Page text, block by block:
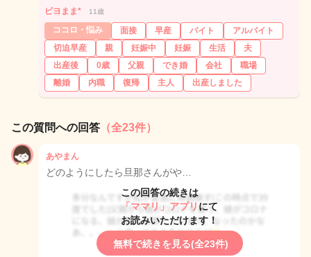
ピヨまま* 11歳
ココロ・悩み 面接 早産 バイト
アルバイト
切迫早産
親 妊娠中 妊娠 生活
夫
出産後
0歳 父親 でき婚 会社
職場
離婚
内職 復帰 主人 出産しました
この質問への回答 （全23件）
あやまん
どのようにしたら旦那さんがや…
この回答の続きは
「ママリ」アプリ にて
お読みいただけます！
無料で続きを見る(全23件)